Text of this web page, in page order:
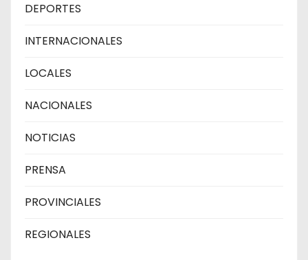
DEPORTES
INTERNACIONALES
LOCALES
NACIONALES
NOTICIAS
PRENSA
PROVINCIALES
REGIONALES